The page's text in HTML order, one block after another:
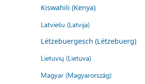
Kiswahili (Kenya)
Latviešu (Latvija)
Lëtzebuergesch (Lëtzebuerg)
Lietuvių (Lietuva)
Magyar (Magyarország)